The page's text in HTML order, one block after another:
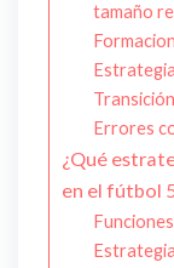
tamaño
Errores
¿Qué
en el fútbol